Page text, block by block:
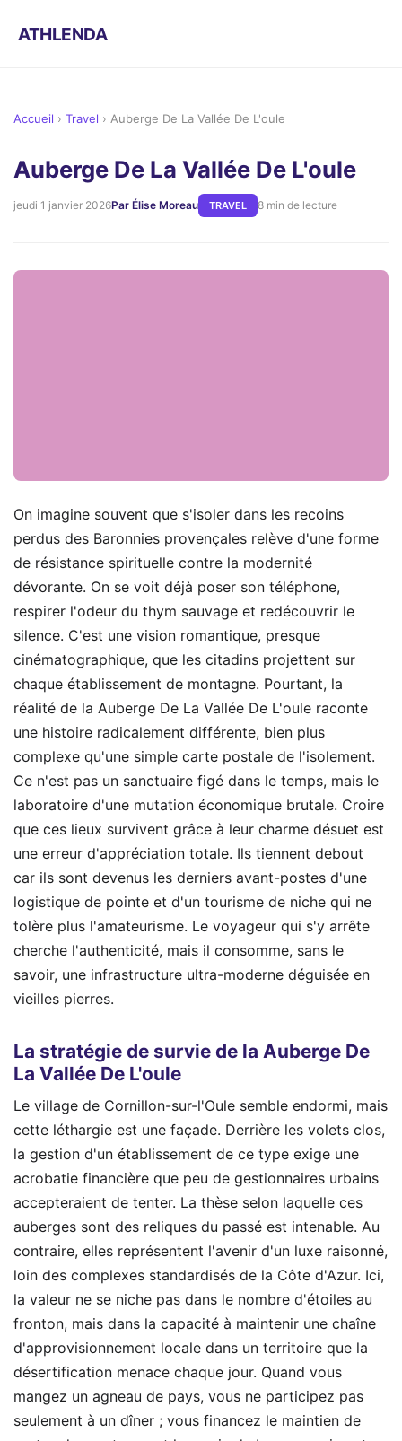
ATHLENDA
Accueil › Travel › Auberge De La Vallée De L'oule
Auberge De La Vallée De L'oule
jeudi 1 janvier 2026Par Élise Moreau TRAVEL 8 min de lecture
On imagine souvent que s'isoler dans les recoins
perdus des Baronnies provençales relève d'une forme
de résistance spirituelle contre la modernité
dévorante. On se voit déjà poser son téléphone,
respirer l'odeur du thym sauvage et redécouvrir le
silence. C'est une vision romantique, presque
cinématographique, que les citadins projettent sur
chaque établissement de montagne. Pourtant, la
réalité de la Auberge De La Vallée De L'oule raconte
une histoire radicalement différente, bien plus
complexe qu'une simple carte postale de l'isolement.
Ce n'est pas un sanctuaire figé dans le temps, mais le
laboratoire d'une mutation économique brutale. Croire
que ces lieux survivent grâce à leur charme désuet est
une erreur d'appréciation totale. Ils tiennent debout
car ils sont devenus les derniers avant-postes d'une
logistique de pointe et d'un tourisme de niche qui ne
tolère plus l'amateurisme. Le voyageur qui s'y arrête
cherche l'authenticité, mais il consomme, sans le
savoir, une infrastructure ultra-moderne déguisée en
vieilles pierres.
La stratégie de survie de la Auberge De
La Vallée De L'oule
Le village de Cornillon-sur-l'Oule semble endormi, mais
cette léthargie est une façade. Derrière les volets clos,
la gestion d'un établissement de ce type exige une
acrobatie financière que peu de gestionnaires urbains
accepteraient de tenter. La thèse selon laquelle ces
auberges sont des reliques du passé est intenable. Au
contraire, elles représentent l'avenir d'un luxe raisonné,
loin des complexes standardisés de la Côte d'Azur. Ici,
la valeur ne se niche pas dans le nombre d'étoiles au
fronton, mais dans la capacité à maintenir une chaîne
d'approvisionnement locale dans un territoire que la
désertification menace chaque jour. Quand vous
mangez un agneau de pays, vous ne participez pas
seulement à un dîner ; vous financez le maintien de